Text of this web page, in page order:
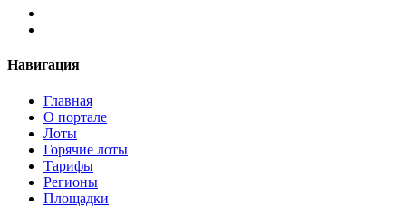
Навигация
Главная
О портале
Лоты
Горячие лоты
Тарифы
Регионы
Площадки